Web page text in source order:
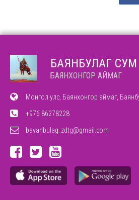
БАЯНБУЛАГ СУМ
БАЯНХОНГОР АЙМАГ
Монгол улс, Баянхонгор аймаг,
+976 86278228
bayanbulag_zdtg@gmail.com